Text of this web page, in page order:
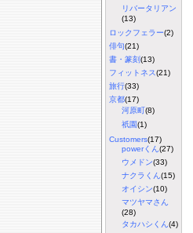
リバータリアン
(13)
ロックフェラー(2)
俳句(21)
書・篆刻(13)
フィットネス(21)
旅行(33)
京都(17)
河原町 (8)
祇園(1)
Customers(17)
powerくん (27)
ウメドン(33)
ナクラくん (15)
オイシン(10)
マツヤマさん
(28)
タカハシくん(4)